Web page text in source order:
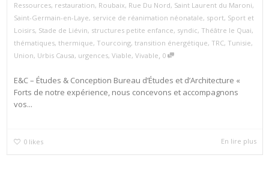
Ressources, restauration, Roubaix, Rue Du Nord, Saint Laurent du Maroni,
Saint-Germain-en-Laye, service de réanimation néonatale, sport, Sport et
Loisirs, Stade de Liévin, structures petite enfance, syndic, Théâtre le Quai,
thématiques, thermique, Tourcoing, transition énergétique, TRC, Tunisie,
Union, Urbis Causa, urgences, Viable, Vivable, 0
E&C – Études & Conception Bureau d’Études et d’Architecture «
Forts de notre expérience, nous concevons et accompagnons
vos...
0 likes En lire plus